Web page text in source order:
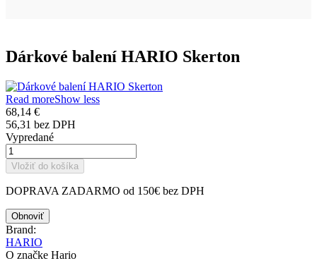
Dárkové balení HARIO Skerton
Read moreShow less
68,14 €
56,31 bez DPH
Vypredané
Vložiť do košíka
DOPRAVA ZADARMO od 150€ bez DPH
Brand:
HARIO
O značke Hario